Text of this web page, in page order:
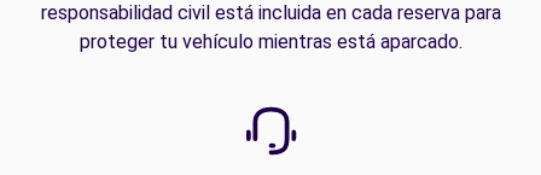
responsabilidad civil está incluida en cada reserva para
proteger tu vehículo mientras está aparcado.